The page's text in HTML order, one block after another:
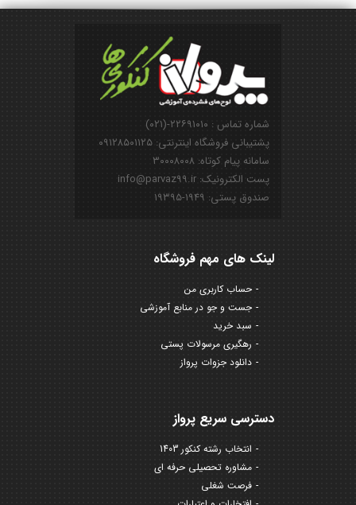
شماره تماس : ۲۲۶۹۱۰۱۰-(۰۲۱)
پشتیبانی فروشگاه اینترنتی: ۰۹۱۲۸۵۰۱۱۲۵
سامانه پیام کوتاه: ۳۰۰۰۸۰۰۸
پست الکترونیک: info@parvaz99.ir
صندوق پستی: ۱۹۴۹-۱۹۳۹۵
لینک های مهم فروشگاه
حساب کاربری من
جست و جو در منابع آموزشی
سبد خرید
رهگیری مرسولات پستی
دانلود جزوات پرواز
دسترسی سریع پرواز
انتخاب رشته کنکور 1403
مشاوره تحصیلی حرفه ای
فرصت شغلی